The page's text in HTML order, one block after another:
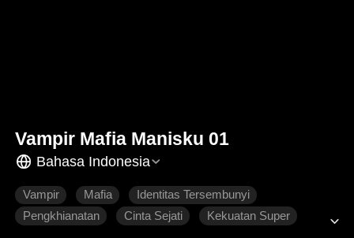
Vampir Mafia Manisku 01
Bahasa Indonesia
Vampir Mafia
Identitas Tersembunyi
Pengkhianatan
Cinta Sejati
Kekuatan Super